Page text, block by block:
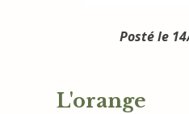
Posté le
L'orange